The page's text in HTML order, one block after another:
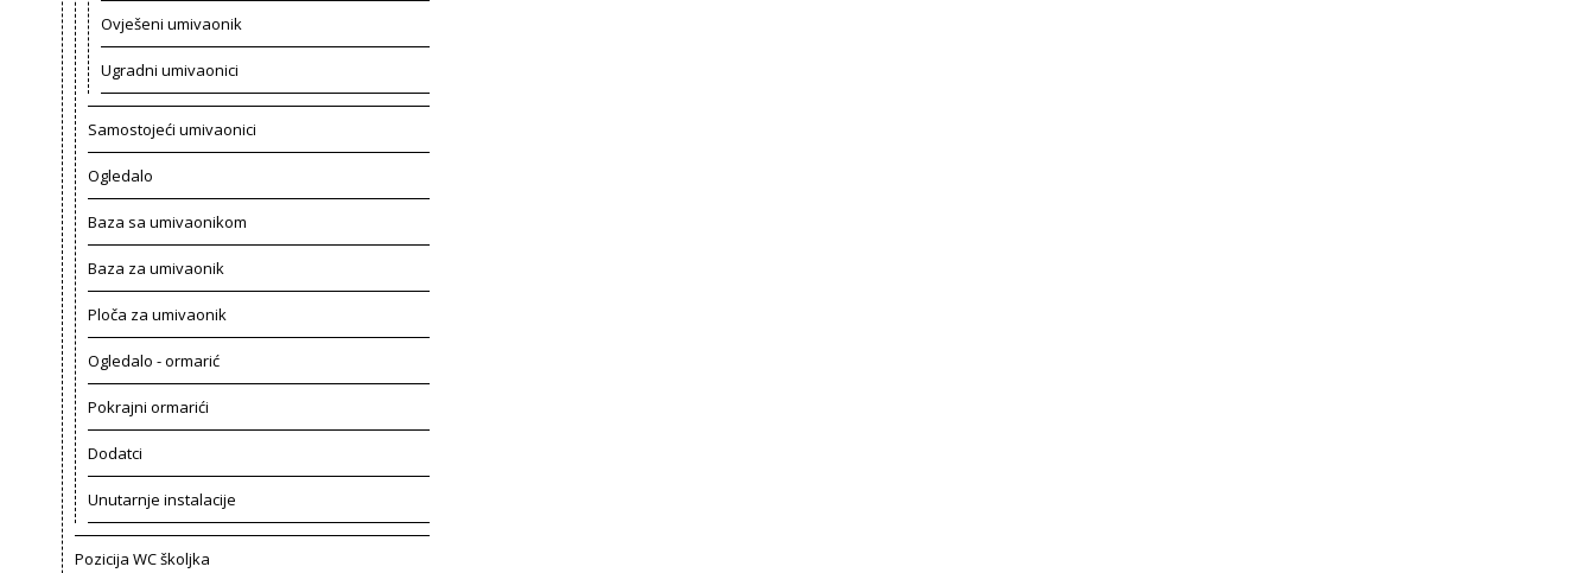
Ovješeni umivaonik
Ugradni umivaonici
Samostojeći umivaonici
Ogledalo
Baza sa umivaonikom
Baza za umivaonik
Ploča za umivaonik
Ogledalo - ormarić
Pokrajni ormarići
Dodatci
Unutarnje instalacije
Pozicija WC školjka